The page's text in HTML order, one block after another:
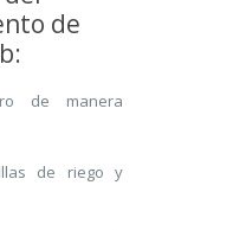
de
de manera
de riego y